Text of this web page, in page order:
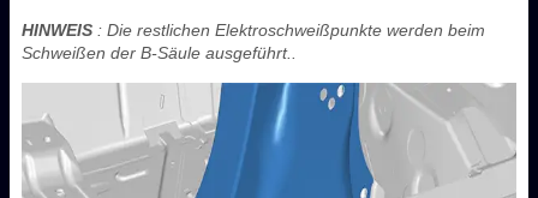
HINWEIS : Die restlichen Elektroschweißpunkte werden beim
Schweißen der B-Säule ausgeführt..